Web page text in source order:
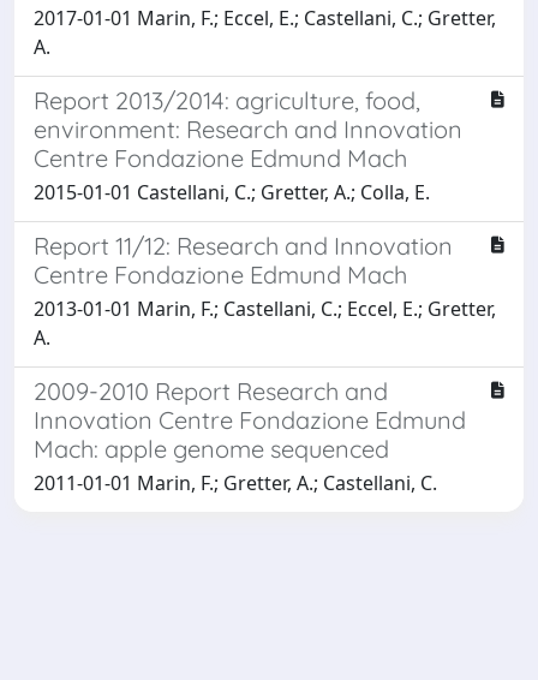
2017-01-01 Marin, F.; Eccel, E.; Castellani, C.; Gretter,
A.
Report 2013/2014: agriculture, food,
environment: Research and Innovation
Centre Fondazione Edmund Mach
2015-01-01 Castellani, C.; Gretter, A.; Colla, E.
Report 11/12: Research and Innovation
Centre Fondazione Edmund Mach
2013-01-01 Marin, F.; Castellani, C.; Eccel, E.; Gretter,
A.
2009-2010 Report Research and
Innovation Centre Fondazione Edmund
Mach: apple genome sequenced
2011-01-01 Marin, F.; Gretter, A.; Castellani, C.